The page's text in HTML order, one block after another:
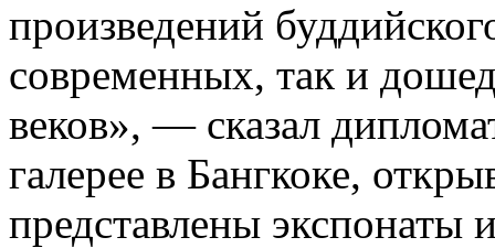
произведений
современных, так и
веков», — сказал
галерее в Бангкоке,
представлены экспонаты